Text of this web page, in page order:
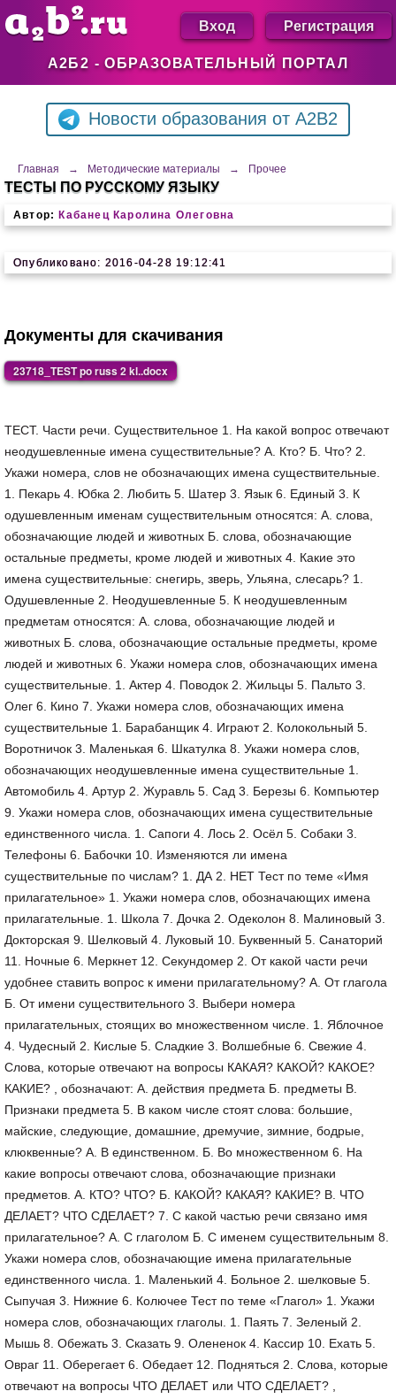
А2Б2 - ОБРАЗОВАТЕЛЬНЫЙ ПОРТАЛ
Вход Регистрация
Новости образования от A2B2
Главная → Методические материалы → Прочее
ТЕСТЫ ПО РУССКОМУ ЯЗЫКУ
Автор: Кабанец Каролина Олеговна
Опубликовано: 2016-04-28 19:12:41
Документы для скачивания
23718_TEST po russ 2 kl..docx
ТЕСТ. Части речи. Существительное 1. На какой вопрос отвечают
неодушевленные имена существительные? А. Кто? Б. Что? 2.
Укажи номера, слов не обозначающих имена существительные.
1. Пекарь 4. Юбка 2. Любить 5. Шатер 3. Язык 6. Единый 3. К
одушевленным именам существительным относятся: А. слова,
обозначающие людей и животных Б. слова, обозначающие
остальные предметы, кроме людей и животных 4. Какие это
имена существительные: снегирь, зверь, Ульяна, слесарь? 1.
Одушевленные 2. Неодушевленные 5. К неодушевленным
предметам относятся: А. слова, обозначающие людей и
животных Б. слова, обозначающие остальные предметы, кроме
людей и животных 6. Укажи номера слов, обозначающих имена
существительные. 1. Актер 4. Поводок 2. Жильцы 5. Пальто 3.
Олег 6. Кино 7. Укажи номера слов, обозначающих имена
существительные 1. Барабанщик 4. Играют 2. Колокольный 5.
Воротничок 3. Маленькая 6. Шкатулка 8. Укажи номера слов,
обозначающих неодушевленные имена существительные 1.
Автомобиль 4. Артур 2. Журавль 5. Сад 3. Березы 6. Компьютер
9. Укажи номера слов, обозначающих имена существительные
единственного числа. 1. Сапоги 4. Лось 2. Осёл 5. Собаки 3.
Телефоны 6. Бабочки 10. Изменяются ли имена
существительные по числам? 1. ДА 2. НЕТ Тест по теме «Имя
прилагательное» 1. Укажи номера слов, обозначающих имена
прилагательные. 1. Школа 7. Дочка 2. Одеколон 8. Малиновый 3.
Докторская 9. Шелковый 4. Луковый 10. Буквенный 5. Санаторий
11. Ночные 6. Меркнет 12. Секундомер 2. От какой части речи
удобнее ставить вопрос к имени прилагательному? А. От глагола
Б. От имени существительного 3. Выбери номера
прилагательных, стоящих во множественном числе. 1. Яблочное
4. Чудесный 2. Кислые 5. Сладкие 3. Волшебные 6. Свежие 4.
Слова, которые отвечают на вопросы КАКАЯ? КАКОЙ? КАКОЕ?
КАКИЕ? , обозначают: А. действия предмета Б. предметы В.
Признаки предмета 5. В каком числе стоят слова: большие,
майские, следующие, домашние, дремучие, зимние, бодрые,
клюквенные? А. В единственном. Б. Во множественном 6. На
какие вопросы отвечают слова, обозначающие признаки
предметов. А. КТО? ЧТО? Б. КАКОЙ? КАКАЯ? КАКИЕ? В. ЧТО
ДЕЛАЕТ? ЧТО СДЕЛАЕТ? 7. С какой частью речи связано имя
прилагательное? А. С глаголом Б. С именем существительным 8.
Укажи номера слов, обозначающие имена прилагательные
единственного числа. 1. Маленький 4. Больное 2. шелковые 5.
Сыпучая 3. Нижние 6. Колючее Тест по теме «Глагол» 1. Укажи
номера слов, обозначающих глаголы. 1. Паять 7. Зеленый 2.
Мышь 8. Обежать 3. Сказать 9. Олененок 4. Кассир 10. Ехать 5.
Овраг 11. Оберегает 6. Обедает 12. Подняться 2. Слова, которые
отвечают на вопросы ЧТО ДЕЛАЕТ или ЧТО СДЕЛАЕТ? ,